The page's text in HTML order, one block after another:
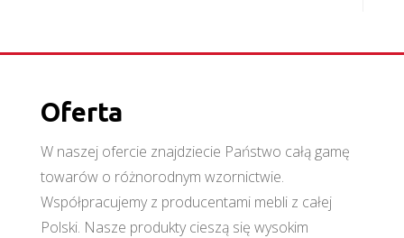
Oferta
W naszej ofercie znajdziecie Państwo całą gamę
towarów o różnorodnym wzornictwie.
Współpracujemy z producentami mebli z całej
Polski. Nasze produkty cieszą się wysokim